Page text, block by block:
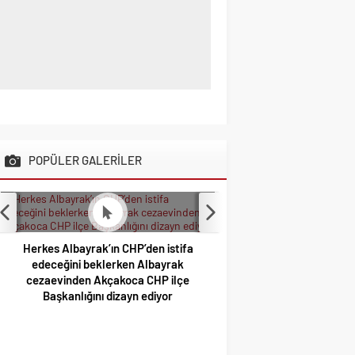
POPÜLER GALERİLER
Herkes Albayrak’ın CHP’den istifa
edeceğini beklerken Albayrak
cezaevinden Akçakoca CHP ilçe
Başkanlığını dizayn ediyor